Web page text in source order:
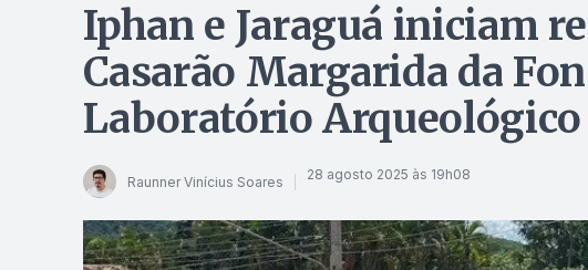
Iphan e Jaraguá iniciam
Casarão Margarida da
Laboratório Arqueológico
Raunner Vinícius Soares 28 agosto 2025 às 19h08